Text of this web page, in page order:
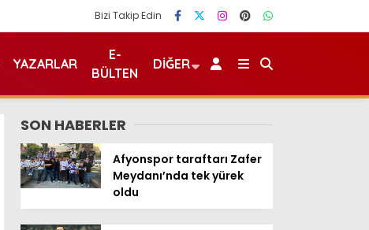
Bizi Takip Edin
YAZARLAR
E-
BÜLTEN
DIĞER
SON HABERLER
Afyonspor taraftarı Zafer
Meydanı’nda tek yürek
oldu